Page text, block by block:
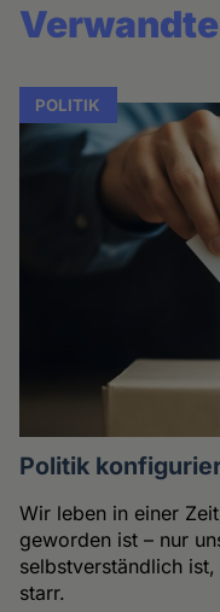
POLITIK
Politik
Wir leben in einer
geworden ist – nur
selbstverständlich
starr.